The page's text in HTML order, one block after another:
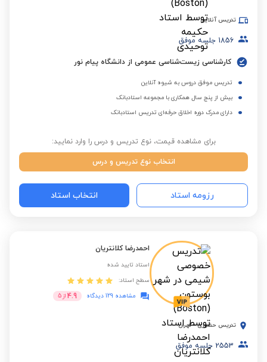
تدریس آنلاین
1856 جلسه موفق
کارشناسی زیست‌شناسی عمومی از دانشگاه پیام نور
تدریس موفق دروس به شیوه آنلاین
بیش از پنج سال همکاری با مجموعه استادبانک
دارای مدرک دوره اخلاق حرفه‌ای تدریس استادبانک
برای مشاهده قیمت، نوع تدریس و درس را وارد نمایید:
انتخاب نوع تدریس و درس
رزومه استاد انتخاب استاد
احمدرضا کلانتریان
استاد تایید شده
سطح استاد:
مشاهده 129 دیدگاه
4.9 از 5
تدریس حضوری - تهران
2553 جلسه موفق